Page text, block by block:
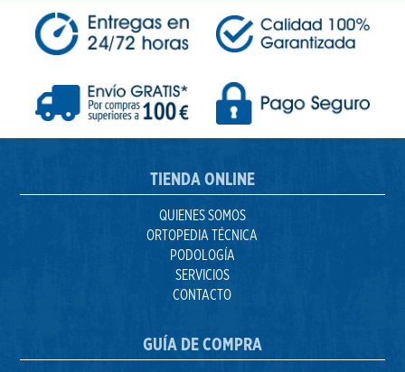
TIENDA ONLINE
QUIENES SOMOS
ORTOPEDIA TÉCNICA
PODOLOGÍA
SERVICIOS
CONTACTO
GUÍA DE COMPRA